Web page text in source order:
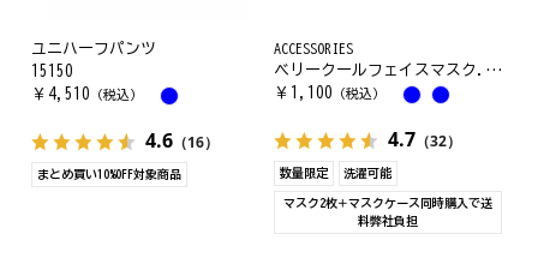
ユニハーフパンツ
15150
￥ 4,510 （税込）
4.6 （16）
まとめ買い10%OFF対象商品
ACCESSORIES
ベリークールフェイスマスク. AC486
￥ 1,100 （税込）
4.7（32）
数量限定 洗濯可能
マスク2枚＋マスクケース同時購入で送
料弊社負担